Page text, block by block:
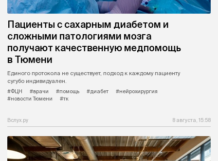
Пациенты с сахарным диабетом и
сложными патологиями мозга
получают качественную медпомощь
в Тюмени
Единого протокола не существует, подход к каждому пациенту
сугубо индивидуален.
#ФЦН
#врачи #помощь #диабет
#нейрохирургия
#новости Тюмени
#тк
Вслух.ру 8 августа, 15:58